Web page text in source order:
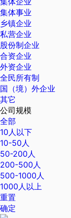
集体事业
乡镇企业
私营企业
股份制企业
合资企业
外资企业
全民所有制
国（境）外企业
其它
公司规模
全部
10人以下
10-50人
50-200人
200-500人
500-1000人
1000人以上
重置
确定